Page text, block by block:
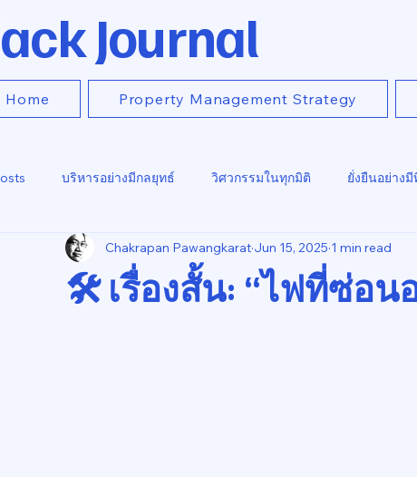
Journal
Home Property Management Strategy
บริหารอย่างมีกลยุทธ์ วิศวกรรมในทุกมิติ ยั่งยืนอย่าง
🛠️ เรื่องสั้น: “ไฟที่ซ่อน
Chakrapan Pawangkarat Jun 15, 2025 1 min read